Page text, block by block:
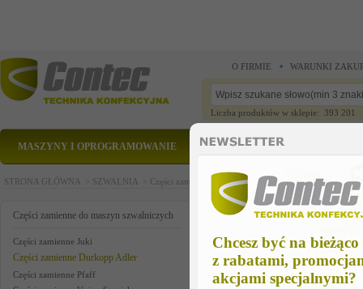
Chcesz być na bieżąco
z rabatami,
akcjami specjalnymi?
O FIRMIE WARUNKI
Liczba produktów w sklepie: 393 201
MASZYNY I OPROGRAMOWANIE CZĘŚCI ZAMIENNE
STRONA GŁÓWNA > SZWALNIA > Części zamienne do maszyn szwalniczych >Części
Części zamienne do maszyn szwalniczych
Części zamienne Juki
Części zamienne Durkopp Adler
Części zamienne Pfaff
belt pulley